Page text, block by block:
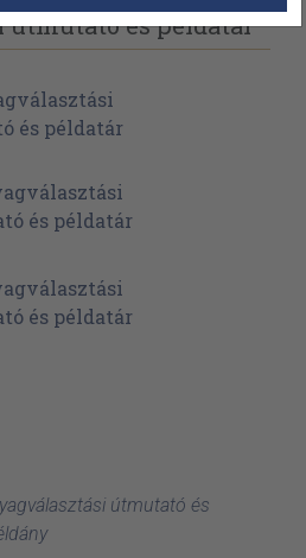
útmutató és példatár
útmutató és